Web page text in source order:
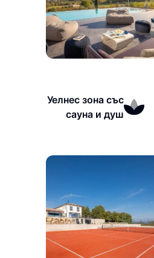
Уелнес зона със
сауна и душ